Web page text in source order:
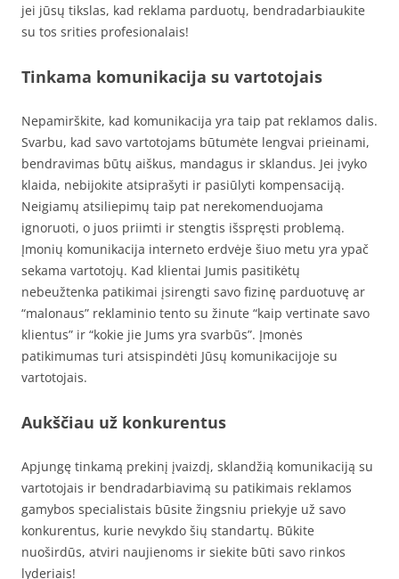
jei jūsų tikslas, kad reklama parduotų, bendradarbiaukite
su tos srities profesionalais!
Tinkama komunikacija su vartotojais
Nepamirškite, kad komunikacija yra taip pat reklamos dalis.
Svarbu, kad savo vartotojams būtumėte lengvai prieinami,
bendravimas būtų aiškus, mandagus ir sklandus. Jei įvyko
klaida, nebijokite atsiprašyti ir pasiūlyti kompensaciją.
Neigiamų atsiliepimų taip pat nerekomenduojama
ignoruoti, o juos priimti ir stengtis išspręsti problemą.
Įmonių komunikacija interneto erdvėje šiuo metu yra ypač
sekama vartotojų. Kad klientai Jumis pasitikėtų
nebeužtenka patikimai įsirengti savo fizinę parduotuvę ar
“malonaus” reklaminio tento su žinute “kaip vertinate savo
klientus” ir “kokie jie Jums yra svarbūs”. Įmonės
patikimumas turi atsispindėti Jūsų komunikacijoje su
vartotojais.
Aukščiau už konkurentus
Apjungę tinkamą prekinį įvaizdį, sklandžią komunikaciją su
vartotojais ir bendradarbiavimą su patikimais reklamos
gamybos specialistais būsite žingsniu priekyje už savo
konkurentus, kurie nevykdo šių standartų. Būkite
nuoširdūs, atviri naujienoms ir siekite būti savo rinkos
lyderiais!